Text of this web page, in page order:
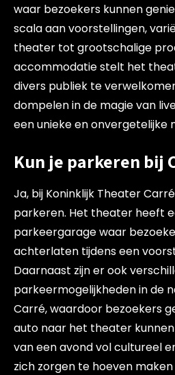
waar bezoekers kunnen
scala aan voorstellingen,
theater tot grootschalige
accommodatie stelt het
divers publiek te
dompelen in de magie van
een unieke en onvergetelijke
Kun je parkeren bij
Ja, bij Koninklijk Theater
parkeren. Het theater heeft
parkeergarage waar
achterlaten tijdens een
Daarnaast zijn er ook
parkeermogelijkheden in de
Carré, waardoor bezoekers
auto naar het theater
van een avond vol cultureel
zich zorgen te hoeven